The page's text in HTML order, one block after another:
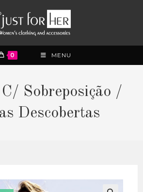
0 MENU
Sobreposição /
Descobertas